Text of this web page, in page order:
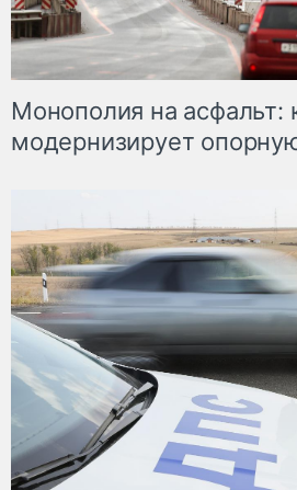
Монополия на асфальт:
модернизирует